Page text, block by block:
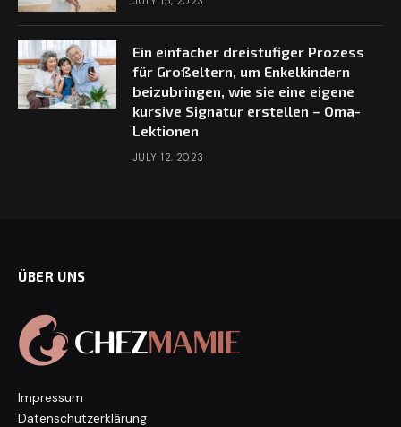
Ein einfacher dreistufiger Prozess
für Großeltern, um Enkelkindern
beizubringen, wie sie eine eigene
kursive Signatur erstellen – Oma-
Lektionen
JULY 12, 2023
ÜBER UNS
Impressum
Datenschutzerklärung